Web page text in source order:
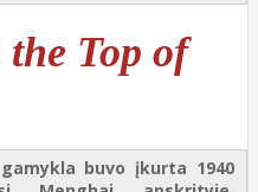
Top of
buvo įkurta 1940